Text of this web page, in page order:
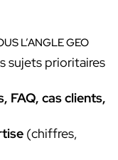
L’ANGLE GEO
sujets prioritaires
FAQ, cas clients,
(chiffres,